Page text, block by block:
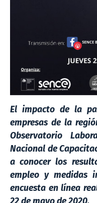
El impacto de la
empresas de la
Observatorio
Nacional de
a conocer los
empleo y medidas
encuesta en línea